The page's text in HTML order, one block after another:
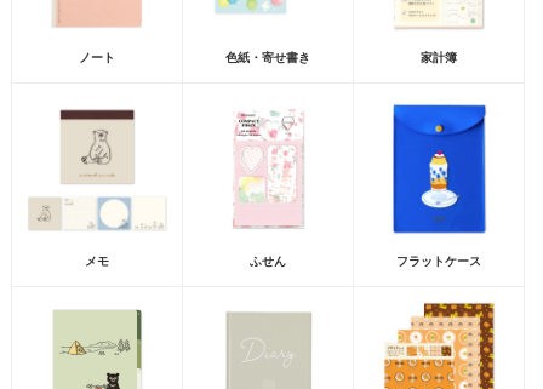
ノート 色紙・寄せ書き 家計簿
メモ ふせん フラットケース